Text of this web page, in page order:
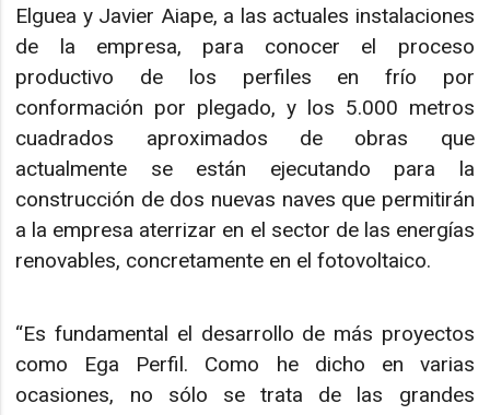
Elguea y Javier Aiape, a las actuales instalaciones
de la empresa, para conocer el proceso
productivo de los perfiles en frío por
conformación por plegado, y los 5.000 metros
cuadrados aproximados de obras que
actualmente se están ejecutando para la
construcción de dos nuevas naves que permitirán
a la empresa aterrizar en el sector de las energías
renovables, concretamente en el fotovoltaico.
“Es fundamental el desarrollo de más proyectos
como Ega Perfil. Como he dicho en varias
ocasiones, no sólo se trata de las grandes